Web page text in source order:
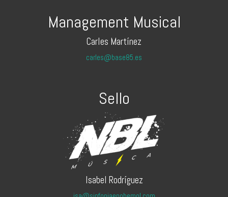
Management Musical
Carles Martínez
carles@base85.es
Sello
Isabel Rodríguez